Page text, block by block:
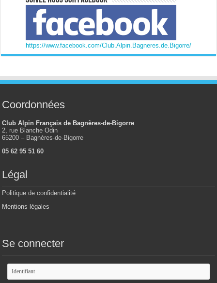
https://www.facebook.com/Club.Alpin.Bagneres.de.Bigorre/
Coordonnées
Club Alpin Français de Bagnères-de-Bigorre
2, rue Blanche Odin
65200 – Bagnères-de-Bigorre
05 62 95 51 60
Légal
Politique de confidentialité
Mentions légales
Se connecter